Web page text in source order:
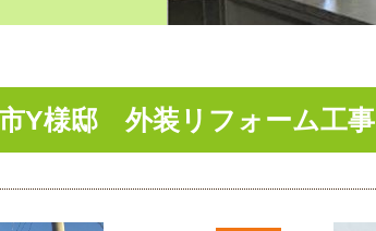
Y様邸 外装リフォーム工事